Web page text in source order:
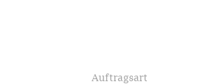
Auftragsart